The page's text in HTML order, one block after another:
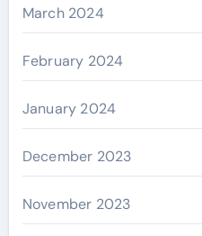
March 2024
February 2024
January 2024
December 2023
November 2023